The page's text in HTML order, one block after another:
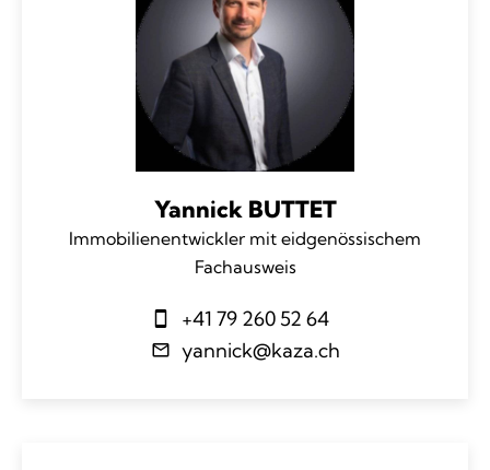
Yannick BUTTET
Immobilienentwickler mit eidgenössischem
Fachausweis
+41 79 260 52 64
yannick@kaza.ch